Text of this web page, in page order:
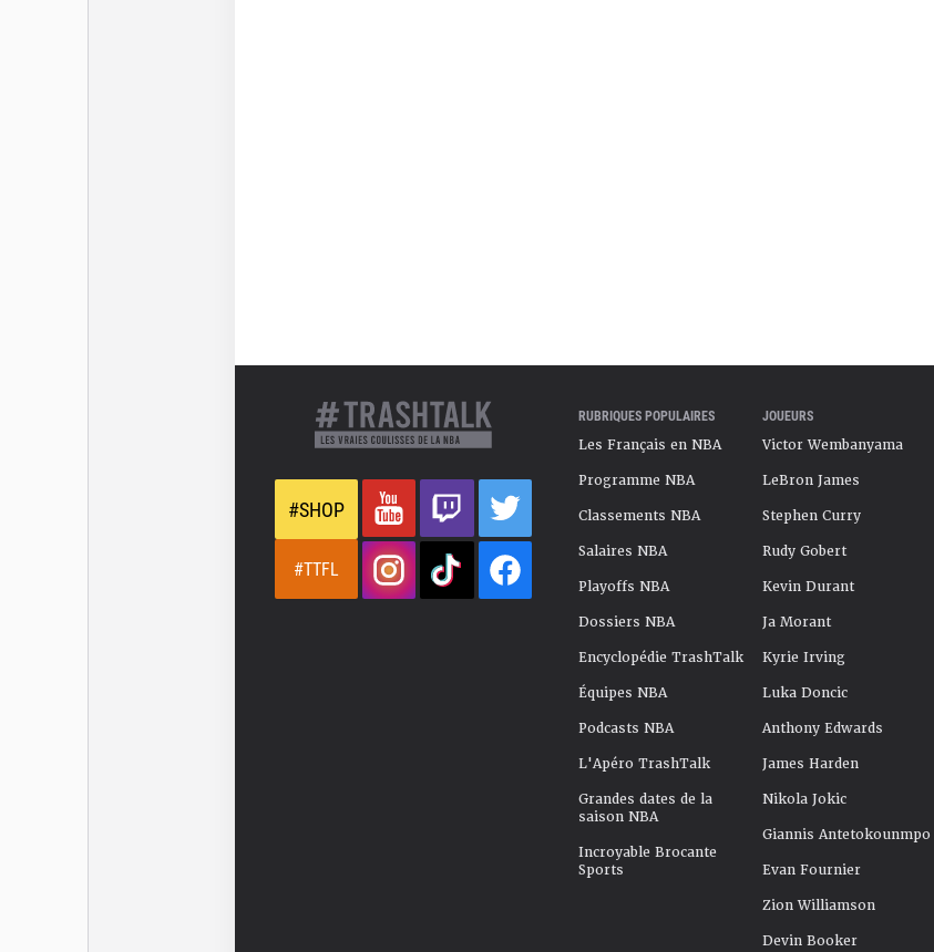
#SHOP
#TTFL
RUBRIQUES POPULAIRES
Les Français en NBA
Programme NBA
Classements NBA
Salaires NBA
Playoffs NBA
Dossiers NBA
Encyclopédie TrashTalk
Équipes NBA
Podcasts NBA
L'Apéro TrashTalk
Grandes dates de la
saison NBA
Incroyable Brocante
Sports
JOUEURS
Victor Wembanyama
LeBron James
Stephen Curry
Rudy Gobert
Kevin Durant
Ja Morant
Kyrie Irving
Luka Doncic
Anthony Edwards
James Harden
Nikola Jokic
Giannis Antetokounmpo
Evan Fournier
Zion Williamson
Devin Booker